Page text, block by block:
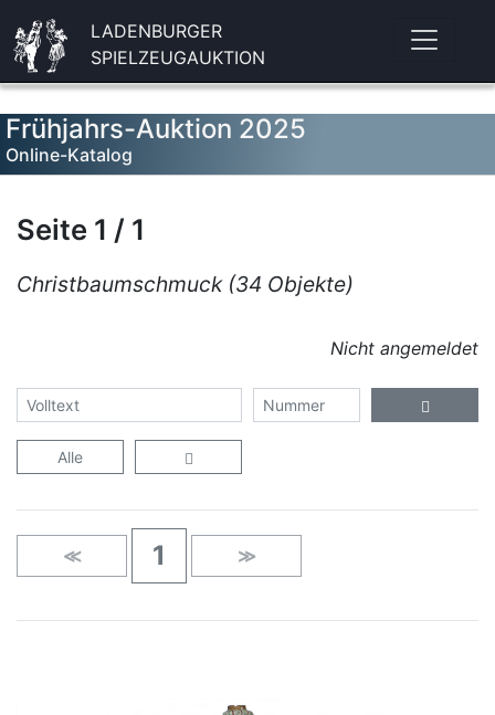
LADENBURGER
SPIELZEUGAUKTION
Frühjahrs-Auktion 2025
Online-Katalog
Seite 1 / 1
Christbaumschmuck (34 Objekte)
Nicht angemeldet
Alle
≪ 1 ≫